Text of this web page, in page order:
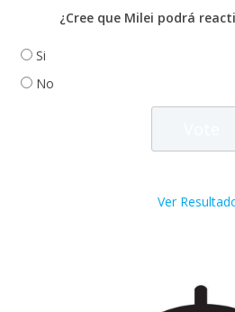
¿Cree que Milei podrá
Si
No
Ver